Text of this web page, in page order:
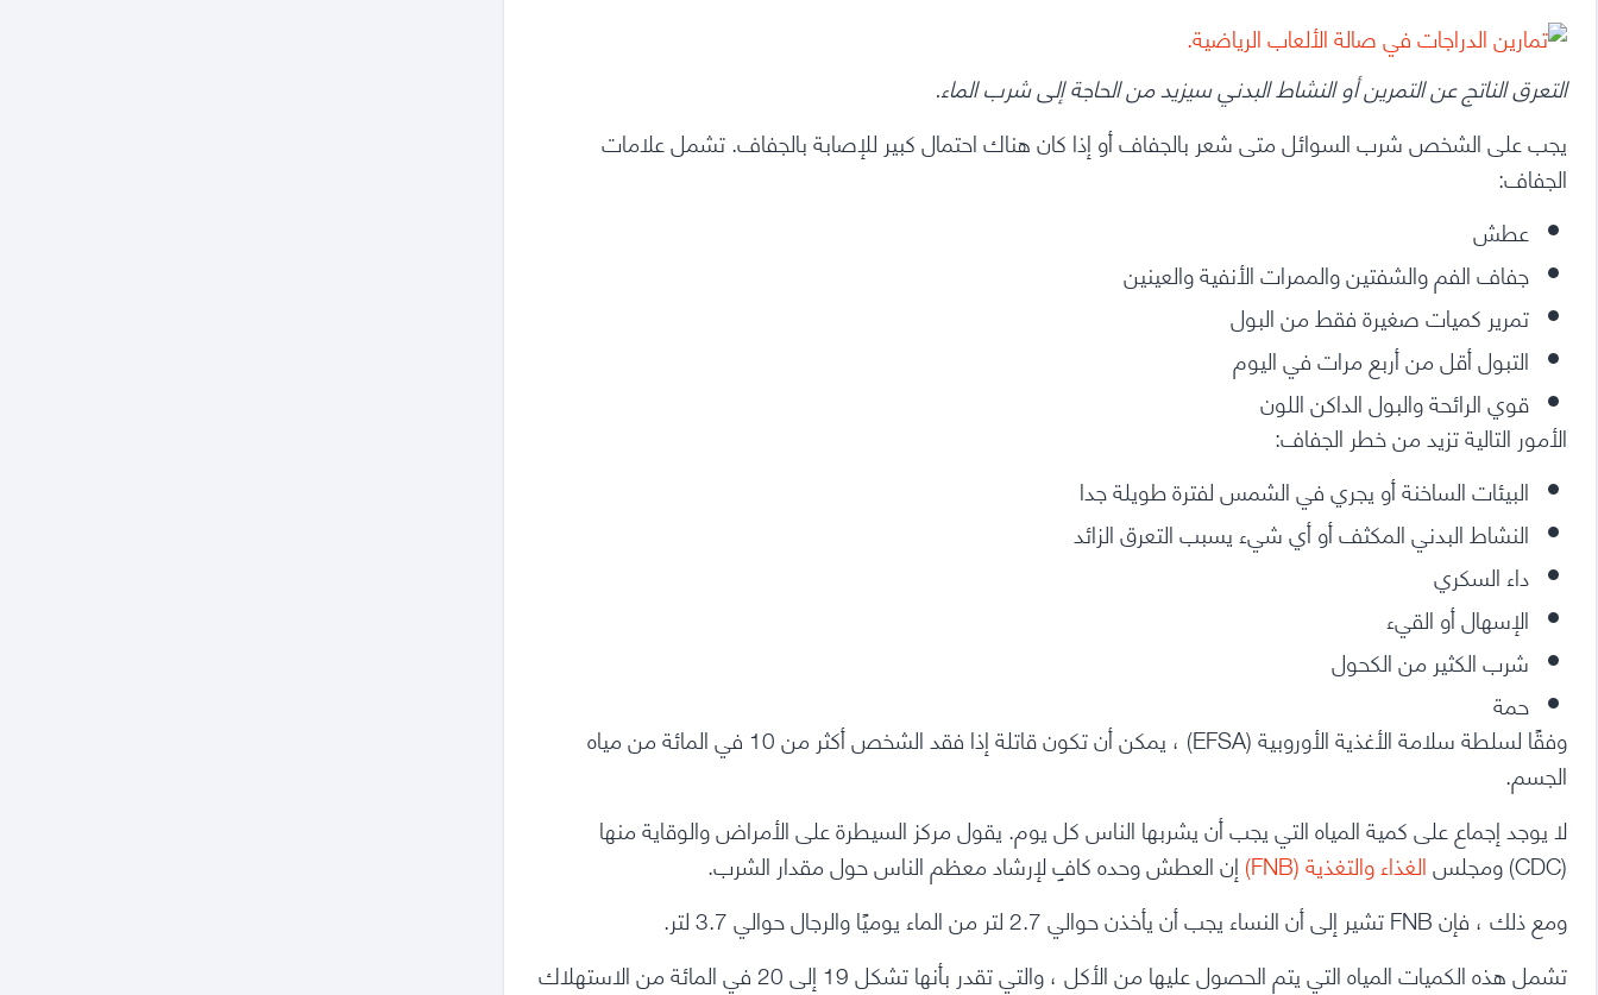
التعرق الناتج عن التمرين أو النشاط البدني سيزيد من الحاجة إلى شرب الماء.
يجب على الشخص شرب السوائل متى شعر بالجفاف أو إذا كان هناك احتمال كبير للإصابة بالجفاف. تشمل علامات
الجفاف:
عطش
جفاف الفموالشفتين والممرات الأنفية والعينين
تمرير كميات صغيرة فقط من البول
التبول أقل من أربع مرات في اليوم
قوي الرائحة والبول الداكن اللون
الأمور التالية تزيد من خطر الجفاف:
البيئات الساخنة أو يجري في الشمس لفترة طويلة جدا
النشاط البدني المكثف أو أي شيء يسببالتعرق الزائد
داء السكري
الإسهالأو القيء
شرب الكثير من الكحول
حمة
وفقًا لسلطة سلامة الأغذية الأوروبية (EFSA) ، يمكن أن تكون قاتلة إذا فقد الشخص
أكثر من 10 في المائة
من مياه
الجسم.
لا يوجد إجماع على كمية المياه التي يجب أن يشربها الناس كل يوم. يقولمركز السيطرة على الأمراض والوقاية منها
(CDC)
ومجلسالغذاء والتغذية (FNB)
إن العطش وحده كافٍ لإرشاد معظم الناس حول مقدار الشرب.
ومع ذلك ، فإن FNB تشير إلى أن النساء يجب أن يأخذن حوالي 2.7 لتر من الماء يوميًا والرجال حوالي 3.7 لتر.
تشمل هذه الكميات المياه التي يتم الحصول عليها من الأكل ، والتي تقدر بأنها تشكل 19 إلى 20 في المائة من الاستهلاك